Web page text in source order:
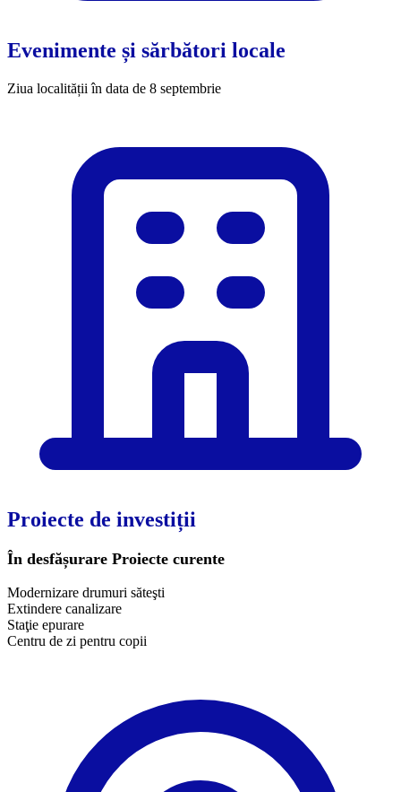
Evenimente și sărbători locale
Ziua localității în data de 8 septembrie
Proiecte de investiții
În desfășurare Proiecte curente
Modernizare drumuri săteşti
Extindere canalizare
Staţie epurare
Centru de zi pentru copii